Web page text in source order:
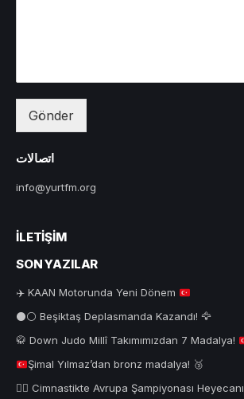
Gönder
اتصالات
info@yurtfm.org
İLETIŞIM
SON YAZILAR
✈️ KAAN Motorunda Yeni Dönem
⚫⚪ Beşiktaş Deplasmanda Kazandı! 🦅
🥋 Down Judo Millî Takımımızdan 7 Madalya!
Şimal Yılmaz’dan bronz madalya! 🥉
🤸‍♂️ Cimnastikte Avrupa Şampiyonası Heyecanı